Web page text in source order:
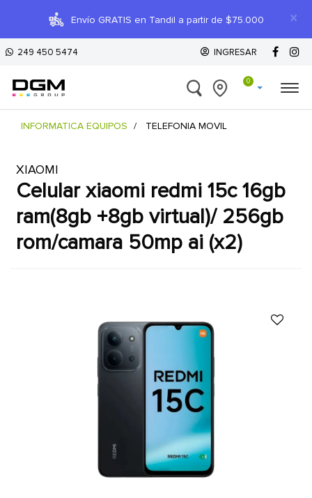
×
Envío GRATIS en Tandil a partir de $75.000
249 450 5474 INGRESAR
0
INFORMATICA EQUIPOS TELEFONIA MOVIL
XIAOMI
celular xiaomi redmi 15c 16gb
ram(8gb +8gb virtual)/ 256gb
rom/camara 50mp ai (x2)